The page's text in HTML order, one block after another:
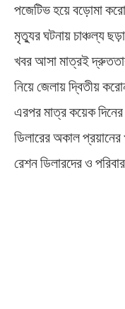
পজেটিভ হয়ে বড়োমা
মৃত্যুর ঘটনায় চাঞ্চল্য
খবর আসা মাত্রই
নিয়ে জেলায় দ্বিতীয়
এরপর মাত্র কয়েক
ডিলারের অকাল
রেশন ডিলারদের ও